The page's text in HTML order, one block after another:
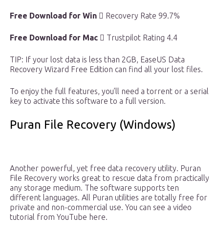
Free Download for Win  Recovery Rate 99.7%
Free Download for Mac  Trustpilot Rating 4.4
TIP: If your lost data is less than 2GB, EaseUS Data
Recovery Wizard Free Edition can find all your lost files.
To enjoy the full features, you’ll need a torrent or a serial
key to activate this software to a full version.
Puran File Recovery (Windows)
Another powerful, yet free data recovery utility. Puran
File Recovery works great to rescue data from practically
any storage medium. The software supports ten
different languages. All Puran utilities are totally free for
private and non-commercial use. You can see a video
tutorial from YouTube here.